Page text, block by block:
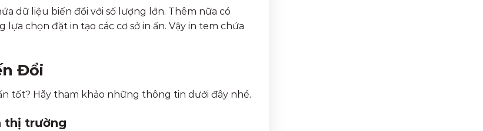
dữ liệu biến đổi với số lượng lớn. Thêm nữa có
chọn đặt in tạo các cơ sở in ấn. Vậy in tem chứa
Đổi
tốt? Hãy tham khảo những thông tin dưới đây nhé.
thị trường